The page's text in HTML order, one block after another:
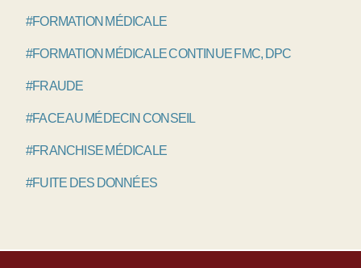
#FORMATION MÉDICALE
#FORMATION MÉDICALE CONTINUE FMC, DPC
#FRAUDE
#FACE AU MÉDECIN CONSEIL
#FRANCHISE MÉDICALE
#FUITE DES DONNÉES